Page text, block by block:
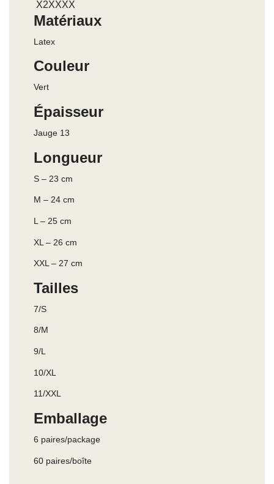
X2XXXX
Matériaux
Latex
Couleur
Vert
Épaisseur
Jauge 13
Longueur
S – 23 cm
M – 24 cm
L – 25 cm
XL – 26 cm
XXL – 27 cm
Tailles
7/S
8/M
9/L
10/XL
11/XXL
Emballage
6 paires/package
60 paires/boîte